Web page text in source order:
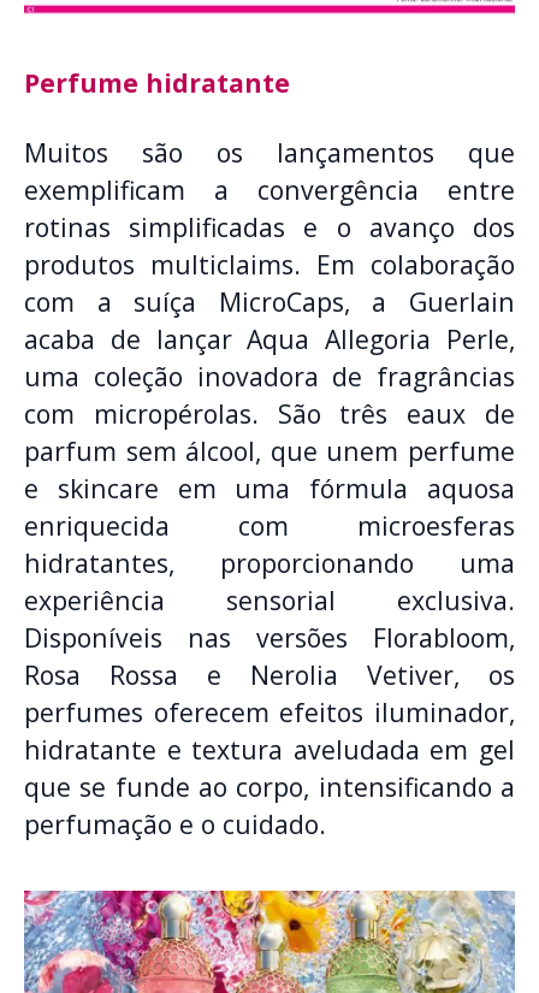
Perfume hidratante
Muitos são os lançamentos que
exemplificam a convergência entre
rotinas simplificadas e o avanço dos
produtos multiclaims. Em colaboração
com a suíça MicroCaps, a Guerlain
acaba de lançar Aqua Allegoria Perle,
uma coleção inovadora de fragrâncias
com micropérolas. São três eaux de
parfum sem álcool, que unem perfume
e skincare em uma fórmula aquosa
enriquecida com microesferas
hidratantes, proporcionando uma
experiência sensorial exclusiva.
Disponíveis nas versões Florabloom,
Rosa Rossa e Nerolia Vetiver, os
perfumes oferecem efeitos iluminador,
hidratante e textura aveludada em gel
que se funde ao corpo, intensificando a
perfumação e o cuidado.